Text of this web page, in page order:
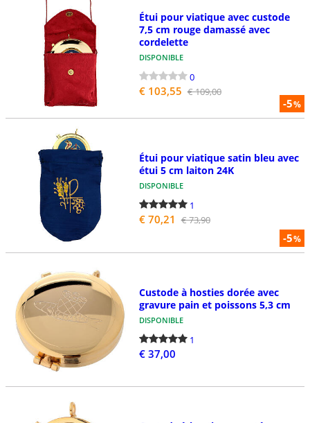
-5%
Étui pour viatique avec custode
7,5 cm rouge damassé avec
cordelette
DISPONIBLE
0
€ 103,55 € 109,00
-5%
Étui pour viatique satin bleu avec
étui 5 cm laiton 24K
DISPONIBLE
1
€ 70,21 € 73,90
Custode à hosties dorée avec
gravure pain et poissons 5,3 cm
DISPONIBLE
1
€ 37,00